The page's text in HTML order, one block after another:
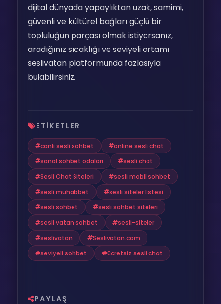
dijital dünyada yapaylıktan uzak, samimi,
güvenli ve kültürel bağları güçlü bir
topluluğun parçası olmak istiyorsanız,
aradığınız sıcaklığı ve seviyeli ortamı
seslivatan platformunda fazlasıyla
bulabilirsiniz.
ETIKETLER
canlı sesli sohbet
online sesli chat
sanal sohbet odaları
sesli chat
Sesli Chat Siteleri
sesli mobil sohbet
sesli muhabbet
sesli siteler listesi
sesli sohbet
sesli sohbet siteleri
sesli vatan sohbet
sesli-siteler
seslivatan
Seslivatan.com
seviyeli sohbet
ücretsiz sesli chat
PAYLAŞ